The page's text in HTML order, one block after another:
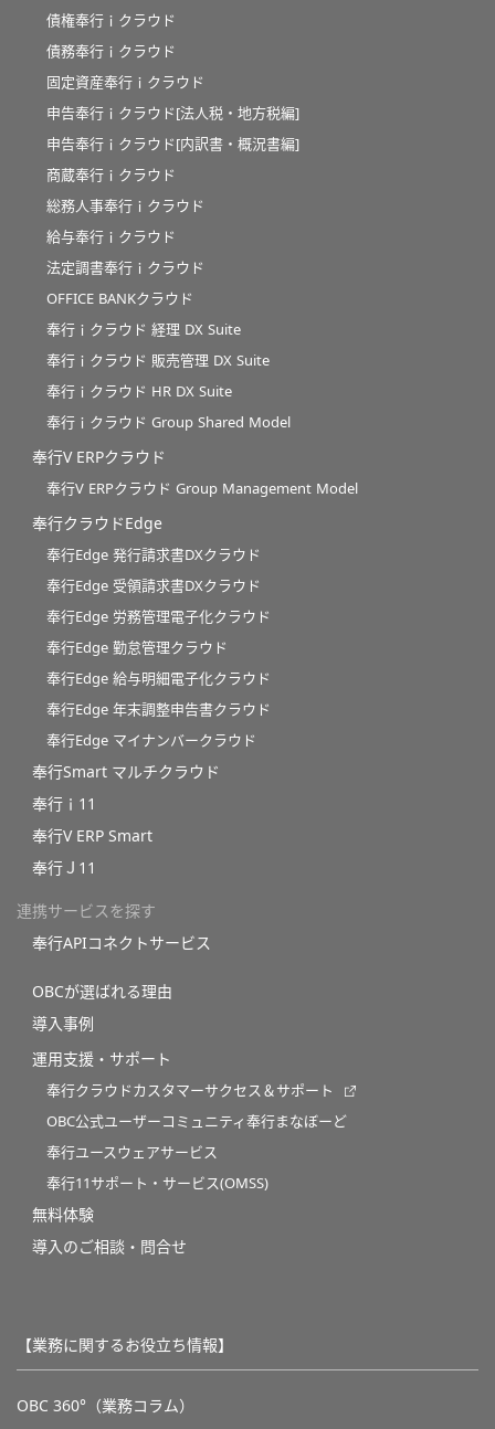
債権奉行ｉクラウド
債務奉行ｉクラウド
固定資産奉行ｉクラウド
申告奉行ｉクラウド[法人税・地方税編]
申告奉行ｉクラウド[内訳書・概況書編]
商蔵奉行ｉクラウド
総務人事奉行ｉクラウド
給与奉行ｉクラウド
法定調書奉行ｉクラウド
OFFICE BANKクラウド
奉行ｉクラウド 経理 DX Suite
奉行ｉクラウド 販売管理 DX Suite
奉行ｉクラウド HR DX Suite
奉行ｉクラウド Group Shared Model
奉行V ERPクラウド
奉行V ERPクラウド Group Management Model
奉行クラウドEdge
奉行Edge 発行請求書DXクラウド
奉行Edge 受領請求書DXクラウド
奉行Edge 労務管理電子化クラウド
奉行Edge 勤怠管理クラウド
奉行Edge 給与明細電子化クラウド
奉行Edge 年末調整申告書クラウド
奉行Edge マイナンバークラウド
奉行Smart マルチクラウド
奉行ｉ11
奉行V ERP Smart
奉行Ｊ11
連携サービスを探す
奉行APIコネクトサービス
OBCが選ばれる理由
導入事例
運用支援・サポート
奉行クラウドカスタマーサクセス＆サポート
OBC公式ユーザーコミュニティ奉行まなぼーど
奉行ユースウェアサービス
奉行11サポート・サービス(OMSS)
無料体験
導入のご相談・問合せ
【業務に関するお役立ち情報】
OBC 360°（業務コラム）